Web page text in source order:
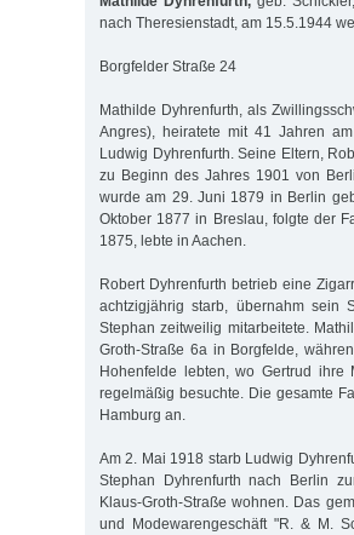
nach Theresienstadt, am 15.5.1944
Borgfelder Straße 24
Mathilde Dyhrenfurth, als
Angres), heiratete mit 41 Jahren
Ludwig Dyhrenfurth. Seine Eltern,
zu Beginn des Jahres 1901 von
wurde am 29. Juni 1879 in Berlin
Oktober 1877 in Breslau, folgte der
1875, lebte in Aachen.
Robert Dyhrenfurth betrieb eine
achtzigjährig starb, übernahm
Stephan zeitweilig mitarbeitete.
Groth-Stra­ße 6a in Borgfelde,
Hohenfelde lebten, wo Gertrud
regelmäßig besuchte. Die gesamte
Hamburg an.
Am 2. Mai 1918 starb Ludwig
Stephan Dyhrenfurth nach Berlin
Klaus-Groth-Straße wohnen. Das
und Modewarengeschäft "R. & M.